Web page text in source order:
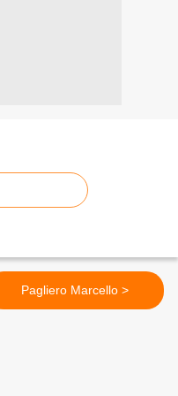
Pagliero Marcello >